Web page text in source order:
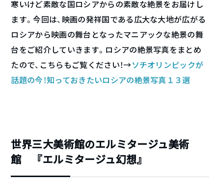
寒いけど素敵な国ロシアからの素敵な絶景をお届けし
ます。今回は、映画の発祥国である広大な大地が広がる
ロシアから映画の舞台となったマニアックな絶景の舞
台をご紹介していきます。ロシアの絶景写真をまとめ
たので、こちらもご覧ください！→ソチオリンピックが
話題の今！知っておきたいロシアの絶景写真１３選
世界三大美術館のエルミタージュ美術
館 『エルミタージュ幻想』